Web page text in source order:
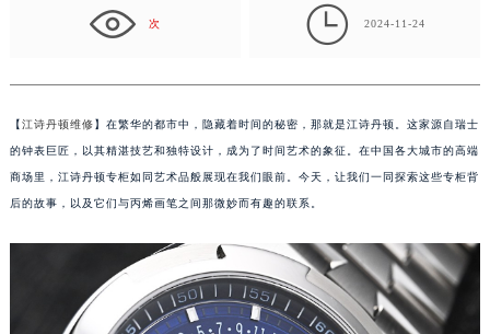
次  2024-11-24
【江诗丹顿维修】在繁华的都市中，隐藏着时间的秘密，那就是江诗丹顿。这家源自瑞士
的钟表巨匠，以其精湛技艺和独特设计，成为了时间艺术的象征。在中国各大城市的高端
商场里，江诗丹顿专柜如同艺术品般展现在我们眼前。今天，让我们一同探索这些专柜背
后的故事，以及它们与丙烯画笔之间那微妙而有趣的联系。